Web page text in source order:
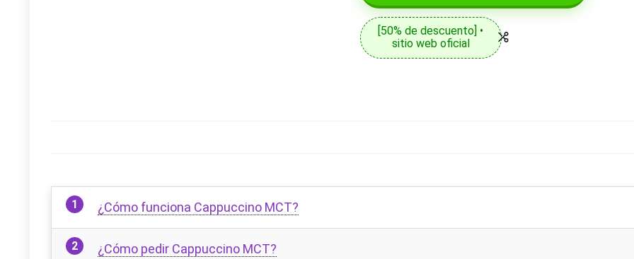
[50% de descuento] •
sitio web oficial
¿Cómo funciona Cappuccino MCT?
¿Cómo pedir Cappuccino MCT?